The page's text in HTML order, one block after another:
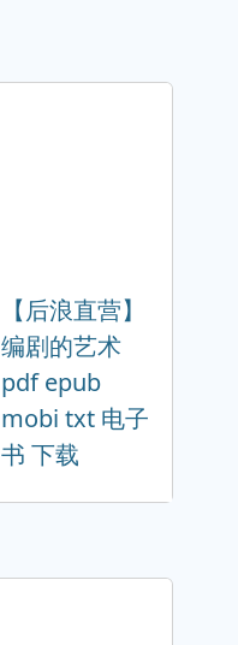
【后浪直营】
编剧的艺术
pdf epub
mobi txt 电子
书 下载